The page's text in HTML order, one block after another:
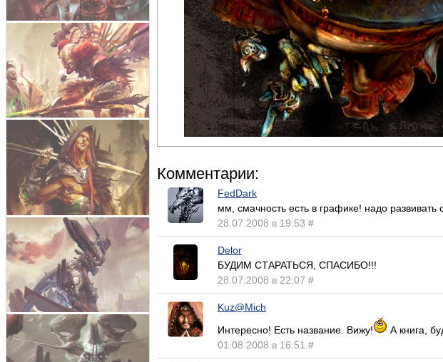
Комментарии:
FedDark
мм, смачность есть в графике! надо развивать
28.07.2008 в 19:53 #
Delor
БУДИМ СТАРАТЬСЯ, СПАСИБО!!!
28.07.2008 в 22:07 #
Kuz@Mich
Интересно! Есть название. Вижу!
А книга,
01.08.2008 в 16:51 #